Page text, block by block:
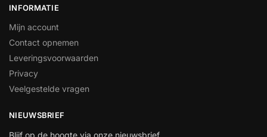
INFORMATIE
Mijn account
Contact opnemen
Leveringsvoorwaarden
Privacy
Veelgestelde vragen
NIEUWSBRIEF
Blijf op de hoogte via onze nieuwsbrief